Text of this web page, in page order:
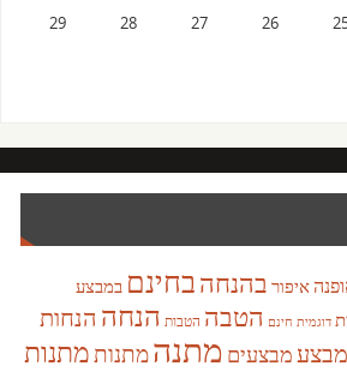
26
27
28
29
איפור בהנחהבחינם במבצע
דוגמית חינם הטבה הטבות הנחה הנחות
מבצעמבצעים מתנהמתנותמתנות